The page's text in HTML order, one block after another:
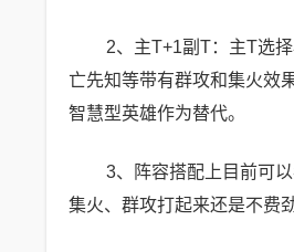
2、主T+1副T：主T选
亡先知等带有群攻和集火效
智慧型英雄作为替代。
3、阵容搭配上目前可
集火、群攻打起来还是不费劲